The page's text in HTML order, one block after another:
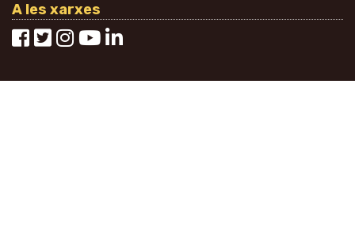
A les xarxes